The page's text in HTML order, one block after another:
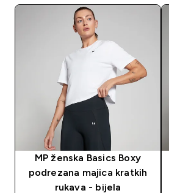
MP ženska Basics Boxy
podrezana majica kratkih
rukava - bijela